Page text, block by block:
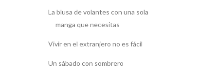
La blusa de volantes con una sola
manga que necesitas
Vivir en el extranjero no es fácil
Un sábado con sombrero